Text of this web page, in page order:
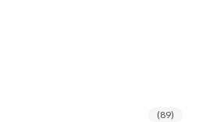
(89)